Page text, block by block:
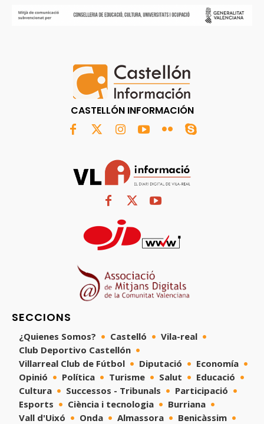
CASTELLÓN INFORMACIÓN
SECCIONS
¿Quienes Somos? Castelló
Vila-real
Club Deportivo Castellón
Villarreal Club de Fútbol
Diputació
Economía
Opinió
Política Turisme Salut
Educació
Cultura
Successos - Tribunals
Participació
Esports
Ciència i tecnologia
Burriana
Vall d'Uixó
Onda Almassora
Benicàssim